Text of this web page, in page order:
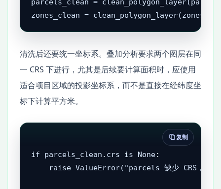
zones_clean = clean_polygon_layer(zones)
清洗后还要统一坐标系。叠加分析要求两个图层在同
一 CRS 下进行，尤其是后续要计算面积时，应使用
适合项目区域的投影坐标系，而不是直接在经纬度坐
标下计算平方米。
if parcels_clean.crs is None:
raise ValueError("parcels 缺少 CRS，请先
复制